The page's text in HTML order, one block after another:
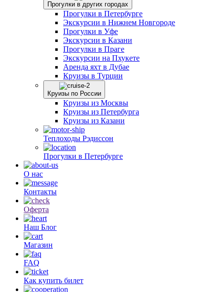
Прогулки в других городах
Прогулки в Петербурге
Экскурсии в Нижнем Новгороде
Прогулки в Уфе
Экскурсии в Казани
Прогулки в Праге
Экскурсии на Пхукете
Аренда яхт в Дубае
Круизы в Турции
Круизы по России
Круизы из Москвы
Круизы из Петербурга
Круизы из Казани
Теплоходы Рэдиссон
Прогулки в Петербурге
О нас
Контакты
Оферта
Наш Блог
Магазин
FAQ
Как купить билет